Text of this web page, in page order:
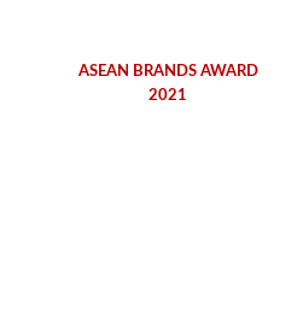
ASEAN BRANDS AWARD
2021